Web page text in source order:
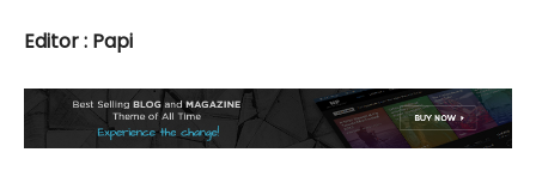
Editor : Papi